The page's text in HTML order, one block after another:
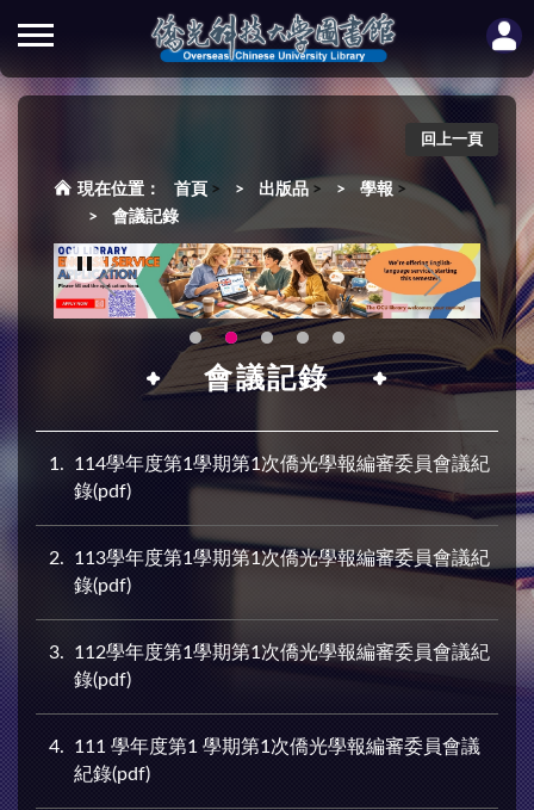
回上一頁
首頁 > 出版品 > 學報 >
會議記錄
會議記錄
1
114學年度第1學期第1次僑光學報編審委員會議紀
錄(pdf)
2
113學年度第1學期第1次僑光學報編審委員會議紀
錄(pdf)
3
112學年度第1學期第1次僑光學報編審委員會議紀
錄(pdf)
4
111 學年度第1 學期第1次僑光學報編審委員會議
紀錄(pdf)